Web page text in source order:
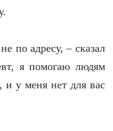
по адресу, – сказал
я помогаю людям
у меня нет для вас